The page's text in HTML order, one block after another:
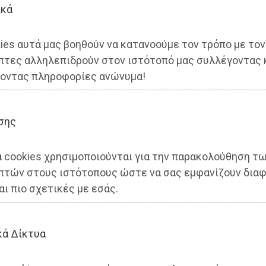
αυτά μας βοηθούν να κατανοούμε τον τρόπο με τον
αλληλεπιδρούν στον ιστότοπό μας συλλέγοντας
πληροφορίες ανώνυμα!
cookies χρησιμοποιούνται για την παρακολούθηση
στους ιστότοπους ώστε να σας εμφανίζουν
πιο σχετικές με εσάς.
Δίκτυα
Αττικής στο European